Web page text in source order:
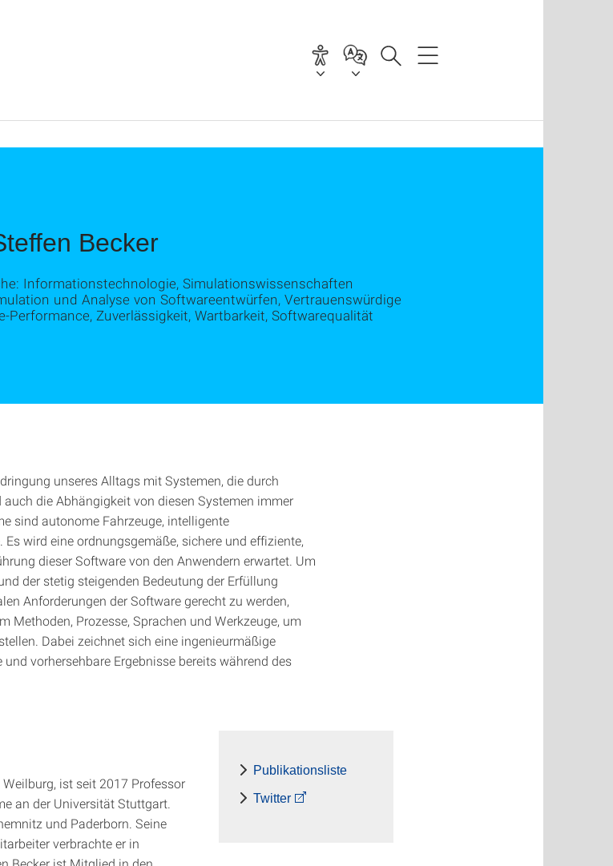
Becker
Informationstechnologie, Simulationswissenschaften
und Analyse von Softwareentwürfen, Vertrauenswürdige
Performance, Zuverlässigkeit, Wartbarkeit, Softwarequalität
unseres Alltags mit Systemen, die durch
die Abhängigkeit von diesen Systemen immer
sind autonome Fahrzeuge, intelligente
wird eine ordnungsgemäße, sichere und effiziente,
dieser Software von den Anwendern erwartet. Um
der stetig steigenden Bedeutung der Erfüllung
Anforderungen der Software gerecht zu werden,
Methoden, Prozesse, Sprachen und Werkzeuge, um
Dabei zeichnet sich eine ingenieurmäßige
vorhersehbare Ergebnisse bereits während des
ist seit 2017 Professor
an der Universität Stuttgart.
und Paderborn. Seine
verbrachte er in
Publikationsliste
Twitter